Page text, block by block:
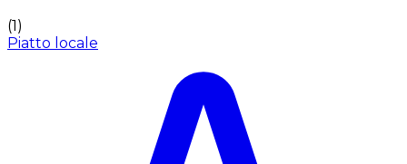
(1)
Piatto locale